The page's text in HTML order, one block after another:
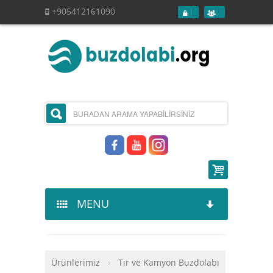
+905412161090
MENU
Hakkımızda
Ürünlerimiz
Ürünlerimiz › Tır ve Kamyon Buzdolabı